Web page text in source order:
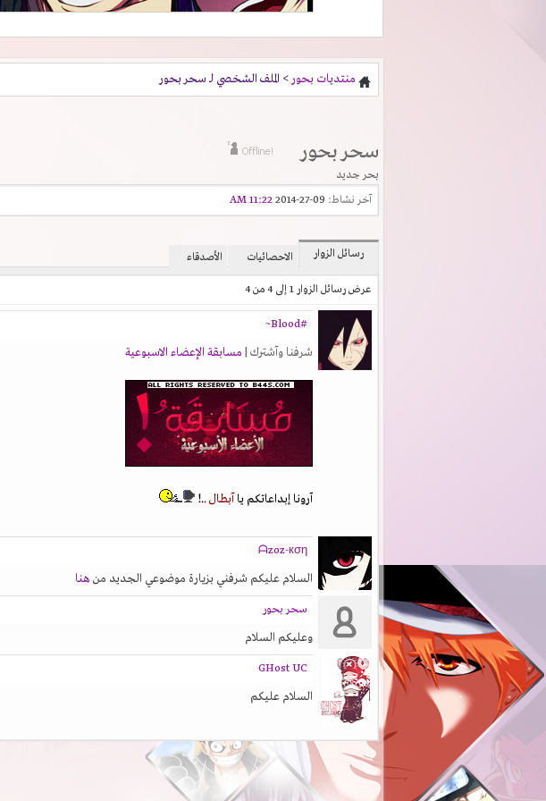
منتديات بحور > الملف الشخصي لـ سحر بحور
سحر بحور
بحر جديد
آخر نشاط:
11:22 AM
رسائل الزوار الاحصائيات الأصدقاء
عرض رسائل الزوار 1 إلى 4من4
#Blood~
شرفنا وآشترك | مسابقة الإعضاء الاسبوعية
آرونا إبداعاتكم يا آبطال ..!
ᗩzoz-кση
السلام عليكم شرفني بزيارة موضوعي الجديد من هنا
سحر بحور
وعليكم السلام
GHost UC
السلام عليكم